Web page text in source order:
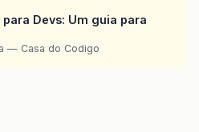
Devs: Um guia para
— Casa do Codigo